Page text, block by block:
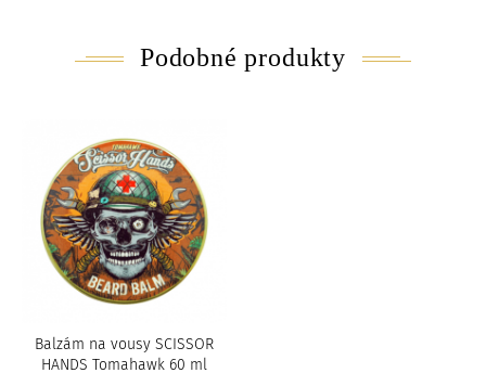
Podobné produkty
Balzám na vousy SCISSOR
HANDS Tomahawk 60 ml